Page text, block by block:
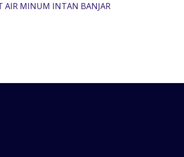
AIR MINUM INTAN BANJAR